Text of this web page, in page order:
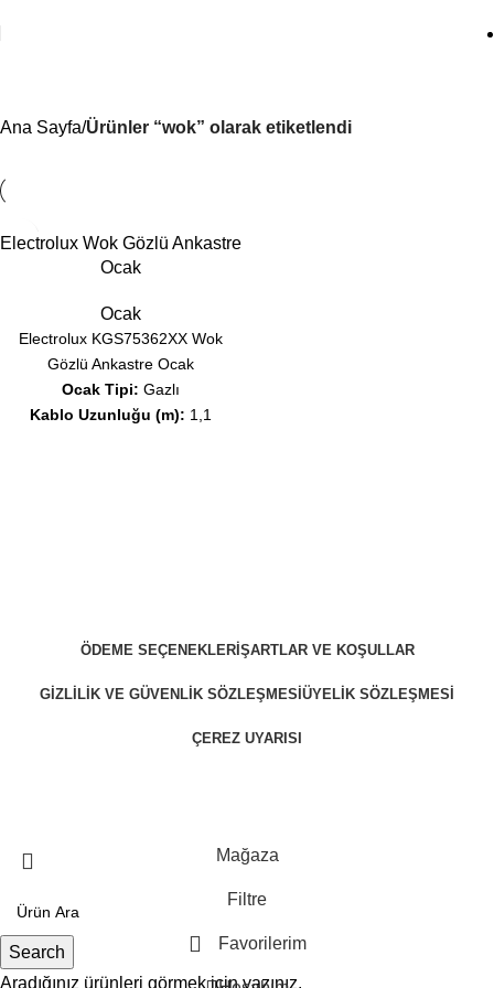
Ana Sayfa Ürünler “wok” olarak etiketlendi
Electrolux Wok Gözlü Ankastre
Ocak
Ocak
Electrolux KGS75362XX Wok
Gözlü Ankastre Ocak
Ocak Tipi: Gazlı
Kablo Uzunluğu (m): 1,1
ÖDEME SEÇENEKLERI ŞARTLAR VE KOŞULLAR
GIZLILIK VE GÜVENLIK SÖZLEŞMESI ÜYELIK SÖZLEŞMESI
ÇEREZ UYARISI
Search
Aradığınız ürünleri görmek için yazınız.
Mağaza
Filtre
Favorilerim